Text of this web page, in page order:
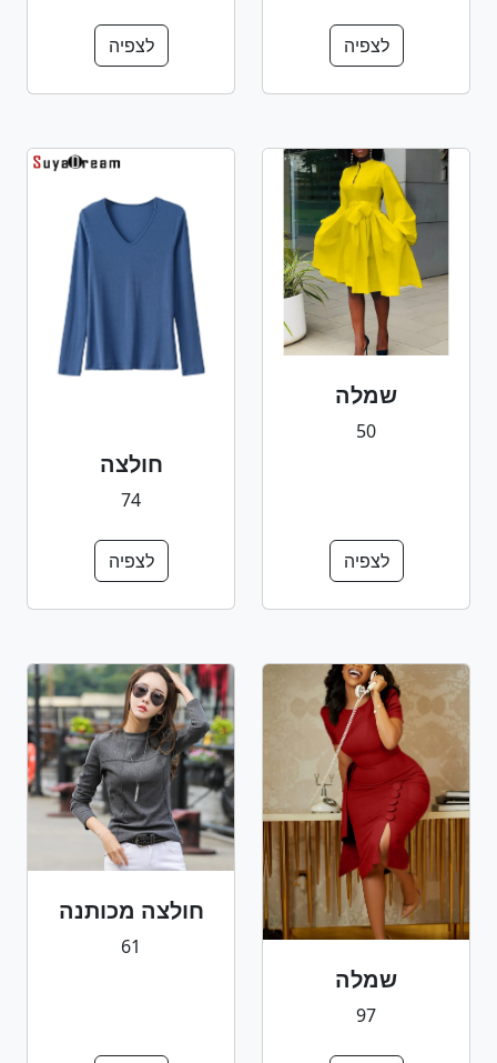
לצפיה לצפיה
שמלה
50
לצפיה
חולצה
74
לצפיה
שמלה
97
חולצה מכותנה
61